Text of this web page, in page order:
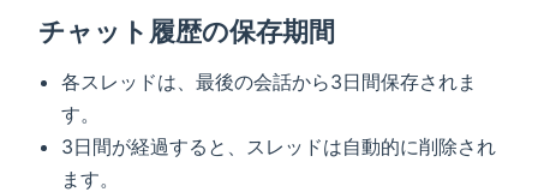
チャット履歴の保存期間
各スレッドは、最後の会話から3日間保存されま
す。
3日間が経過すると、スレッドは自動的に削除され
ます。